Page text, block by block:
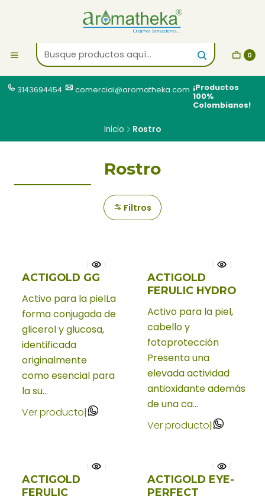
0
3143694454 comercial@aromatheka.com ¡Productos
100%
Colombianos!
Inicio Rostro
Rostro
Filtros
ACTIGOLD GG
Activo para la pielLa
forma conjugada de
glicerol y glucosa,
identificada
originalmente
como esencial para
la su...
Ver producto|
ACTIGOLD
FERULIC HYDRO
Activo para la piel,
cabello y
fotoprotección
Presenta una
elevada actividad
antioxidante además
de una ca...
Ver producto|
ACTIGOLD
FERULIC
ACTIGOLD EYE-
PERFECT